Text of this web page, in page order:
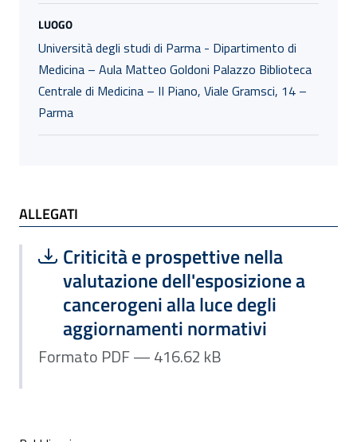
LUOGO
Università degli studi di Parma - Dipartimento di
Medicina – Aula Matteo Goldoni Palazzo Biblioteca
Centrale di Medicina – II Piano, Viale Gramsci, 14 –
Parma
ALLEGATI
ALLEGATI
Scarica file:
Criticità e prospettive nella
valutazione dell'esposizione a
cancerogeni alla luce degli
aggiornamenti normativi
Formato PDF — Dimensione 416.62 kB
Formato PDF — 416.62 kB